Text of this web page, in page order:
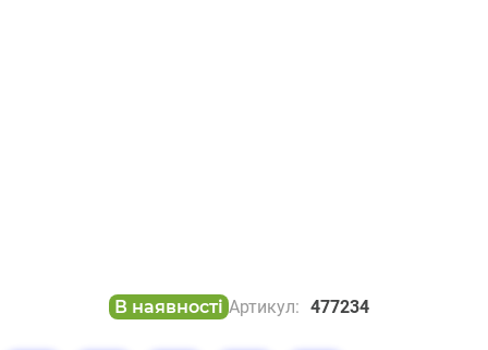
В наявності Артикул: 477234